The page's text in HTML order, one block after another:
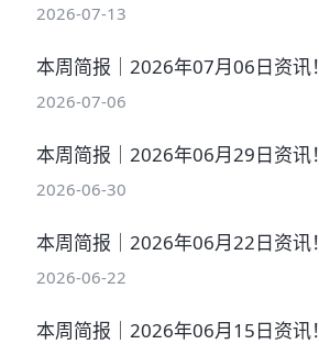
2026-07-13
本周简报｜2026年07月06日资讯！
2026-07-06
本周简报｜2026年06月29日资讯！
2026-06-30
本周简报｜2026年06月22日资讯！
2026-06-22
本周简报｜2026年06月15日资讯！